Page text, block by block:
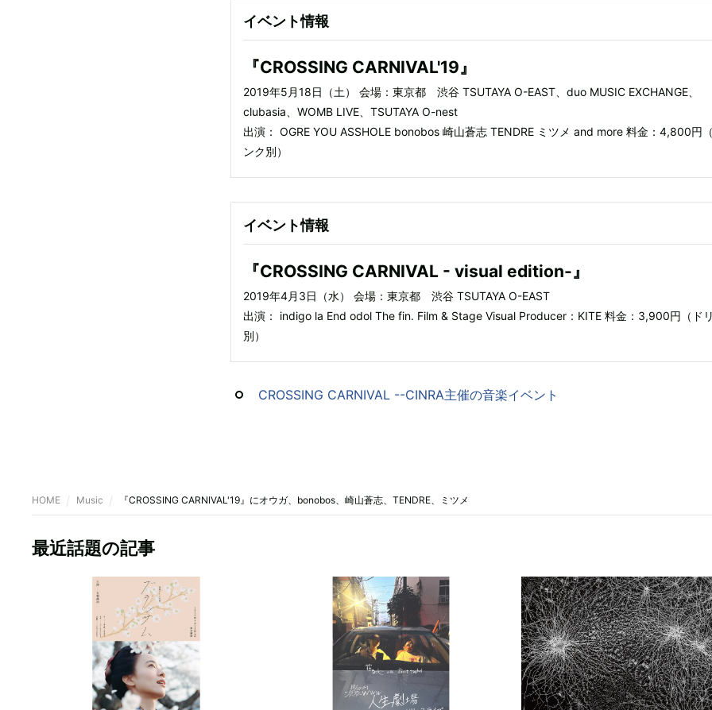
イベント情報
『CROSSING CARNIVAL'19』
2019年5月18日（土） 会場：東京都 渋谷 TSUTAYA O-EAST、duo MUSIC EXCHANGE、
clubasia、WOMB LIVE、TSUTAYA O-nest
出演： OGRE YOU ASSHOLE bonobos 崎山蒼志 TENDRE ミツメ and more 料金：4,800円
ンク別）
イベント情報
『CROSSING CARNIVAL - visual edition-』
2019年4月3日（水） 会場：東京都 渋谷 TSUTAYA O-EAST
出演： indigo la End odol The fin. Film & Stage Visual Producer：KITE 料金：3,900円（ド
別）
CROSSING CARNIVAL --CINRA主催の音楽イベント
HOME Music 『CROSSING CARNIVAL'19』にオウガ、bonobos、崎山蒼志、TENDRE、ミツメ
最近話題の記事